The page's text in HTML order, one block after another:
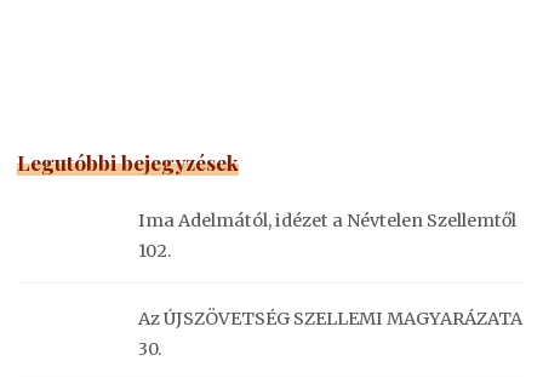
Legutóbbi bejegyzések
Ima Adelmától, idézet a Névtelen Szellemtől
102.
Az ÚJSZÖVETSÉG SZELLEMI MAGYARÁZATA
30.